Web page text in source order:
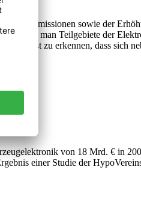
sowie der
versteht man Teilgebiete der
Es ist zu erkennen, dass sich
von 18 Mrd. € in
einer Studie der